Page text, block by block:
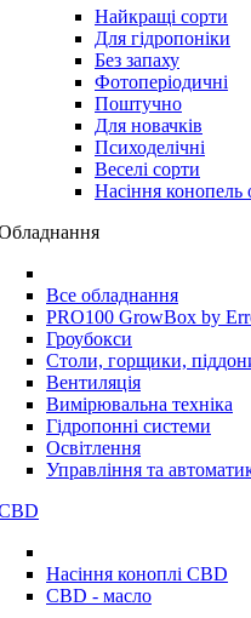
Найкращі сорти
Для гідропоніки
Без запаху
Фотоперіодичні
Поштучно
Для новачків
Психоделічні
Веселі сорти
Насіння конопель
Все обладнання
PRO100 GrowBox by
Гроубокси
Столи, горщики,
Вентиляція
Вимірювальна техніка
Гідропонні системи
Освітлення
Управління та
Насіння коноплі CBD
CBD - масло